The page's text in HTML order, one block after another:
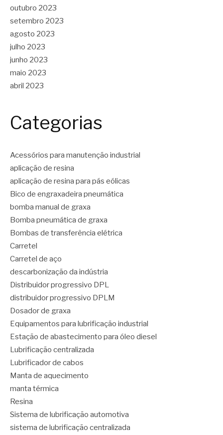
outubro 2023
setembro 2023
agosto 2023
julho 2023
junho 2023
maio 2023
abril 2023
Categorias
Acessórios para manutenção industrial
aplicação de resina
aplicação de resina para pás eólicas
Bico de engraxadeira pneumática
bomba manual de graxa
Bomba pneumática de graxa
Bombas de transferência elétrica
Carretel
Carretel de aço
descarbonização da indústria
Distribuidor progressivo DPL
distribuidor progressivo DPLM
Dosador de graxa
Equipamentos para lubrificação industrial
Estação de abastecimento para óleo diesel
Lubrificação centralizada
Lubrificador de cabos
Manta de aquecimento
manta térmica
Resina
Sistema de lubrificação automotiva
sistema de lubrificação centralizada